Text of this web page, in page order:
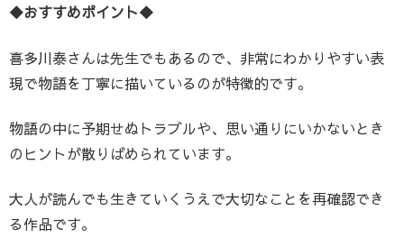
◆おすすめポイント◆
喜多川泰さんは先生でもあるので、非常にわかりやすい表
現で物語を丁寧に描いているのが特徴的です。
物語の中に予期せぬトラブルや、思い通りにいかないとき
のヒントが散りばめられています。
大人が読んでも生きていくうえで大切なことを再確認でき
る作品です。